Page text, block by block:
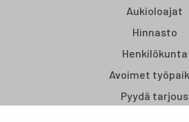
Aukioloajat
Hinnasto
Henkilökunta
Avoimet
Pyydä tarjous